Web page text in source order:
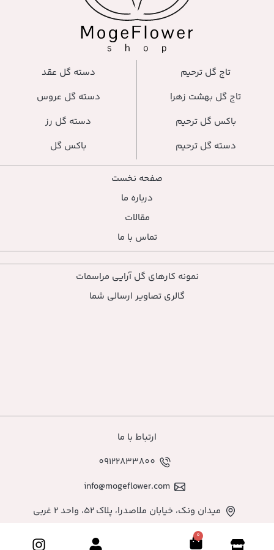
تاج گل ترحیم
تاج گل بهشت زهرا
باکس گل ترحیم
دسته گل ترحیم
دسته گل عقد
دسته گل عروس
دسته گل رز
باکس گل
صفحه نخست
درباره ما
مقالات
تماس با ما
نمونه کارهای گل آرایی مراسمات
گالری تصاویر ارسالی شما
ارتباط با ما
09122833800
info@mogeflower.com
میدان ونک، خیابان ملاصدرا، پلاک ۵۲، واحد ۲ غربی
0